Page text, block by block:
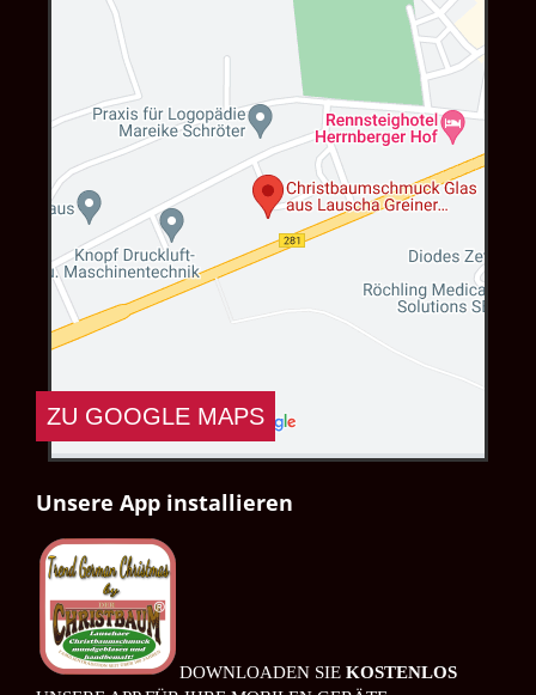
DATENSCHUTZERKLÄRUNG GOOGLE
MAPS
Durch Anklicken des Buttons mit der Aufschrift
"ZU GOOGLE MAPS", verlassen Sie unsere Seiten
und erklären Sie sich mit der Erfassung,
Bearbeitung sowie Nutzung der automatisiert
erhobenen Daten durch Google Inc, deren
Vertreter sowie Dritter einverstanden. Die
ZU GOOGLE MAPS
Unsere App installieren
DOWNLOADEN SIE KOSTENLOS